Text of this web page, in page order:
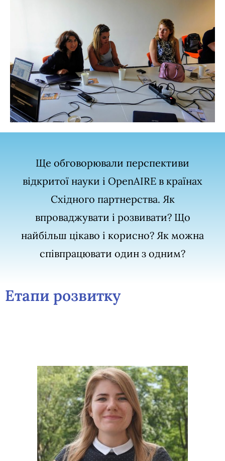
Ще обговорювали перспективи
відкритої науки і OpenAIRE в країнах
Східного партнерства. Як
впроваджувати і розвивати? Що
найбільш цікаво і корисно? Як можна
співпрацювати один з одним?
Етапи розвитку